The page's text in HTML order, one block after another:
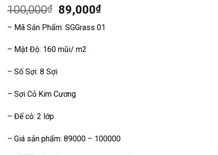
100,000₫ 89,000₫
– Mã Sản Phẩm: SGGrass 01
– Mật Độ: 160 mũi/ m2
– Số Sợi: 8 Sợi
– Sợi Cỏ Kim Cương
– Đế cỏ: 2 lớp
– Giá sản phẩm: 89000 – 100000